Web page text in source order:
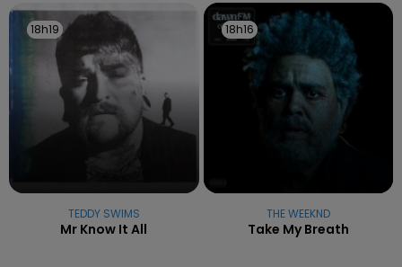
18h19
18h19
TEDDY SWIMS
Mr Know It All
18h16
18h16
THE WEEKND
Take My Breath